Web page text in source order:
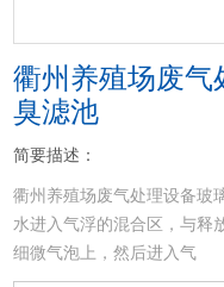
衢州养殖场废气
臭滤池
简要描述：
衢州养殖场废气处理设备玻
水进入气浮的混合区，与释
细微气泡上，然后进入气